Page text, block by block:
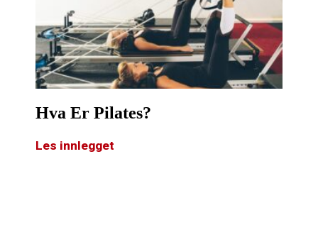
Hva Er Pilates?
Les innlegget